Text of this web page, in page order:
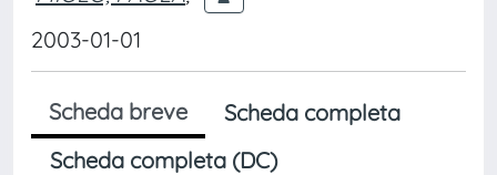
2003-01-01
Scheda breve
Scheda completa
Scheda completa (DC)